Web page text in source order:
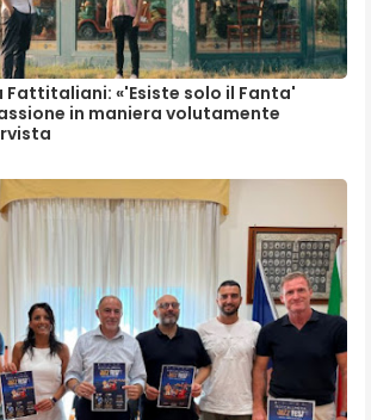
Fattitaliani: «'Esiste solo il Fanta'
in maniera volutamente